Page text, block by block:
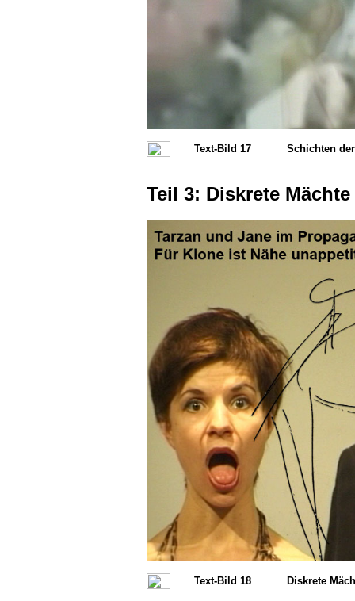
Text-Bild 17 Schichten
Teil 3: Diskrete Mächte
Text-Bild 18 Diskrete